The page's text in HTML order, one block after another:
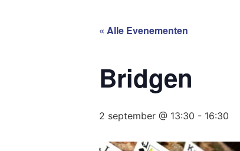
« Alle Evenementen
Bridgen
2 september @ 13:30 - 16:30